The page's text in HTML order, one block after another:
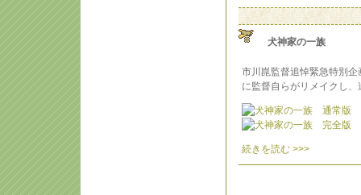
犬神家の一族
市川崑監督追悼緊急特別
に監督自らがリメイクし
続きを読む >>>